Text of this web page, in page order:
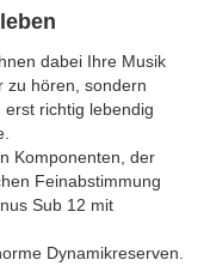
dabei Ihre Musik
zu hören, sondern
richtig lebendig
Komponenten, der
Feinabstimmung
Sub 12 mit
Dynamikreserven.